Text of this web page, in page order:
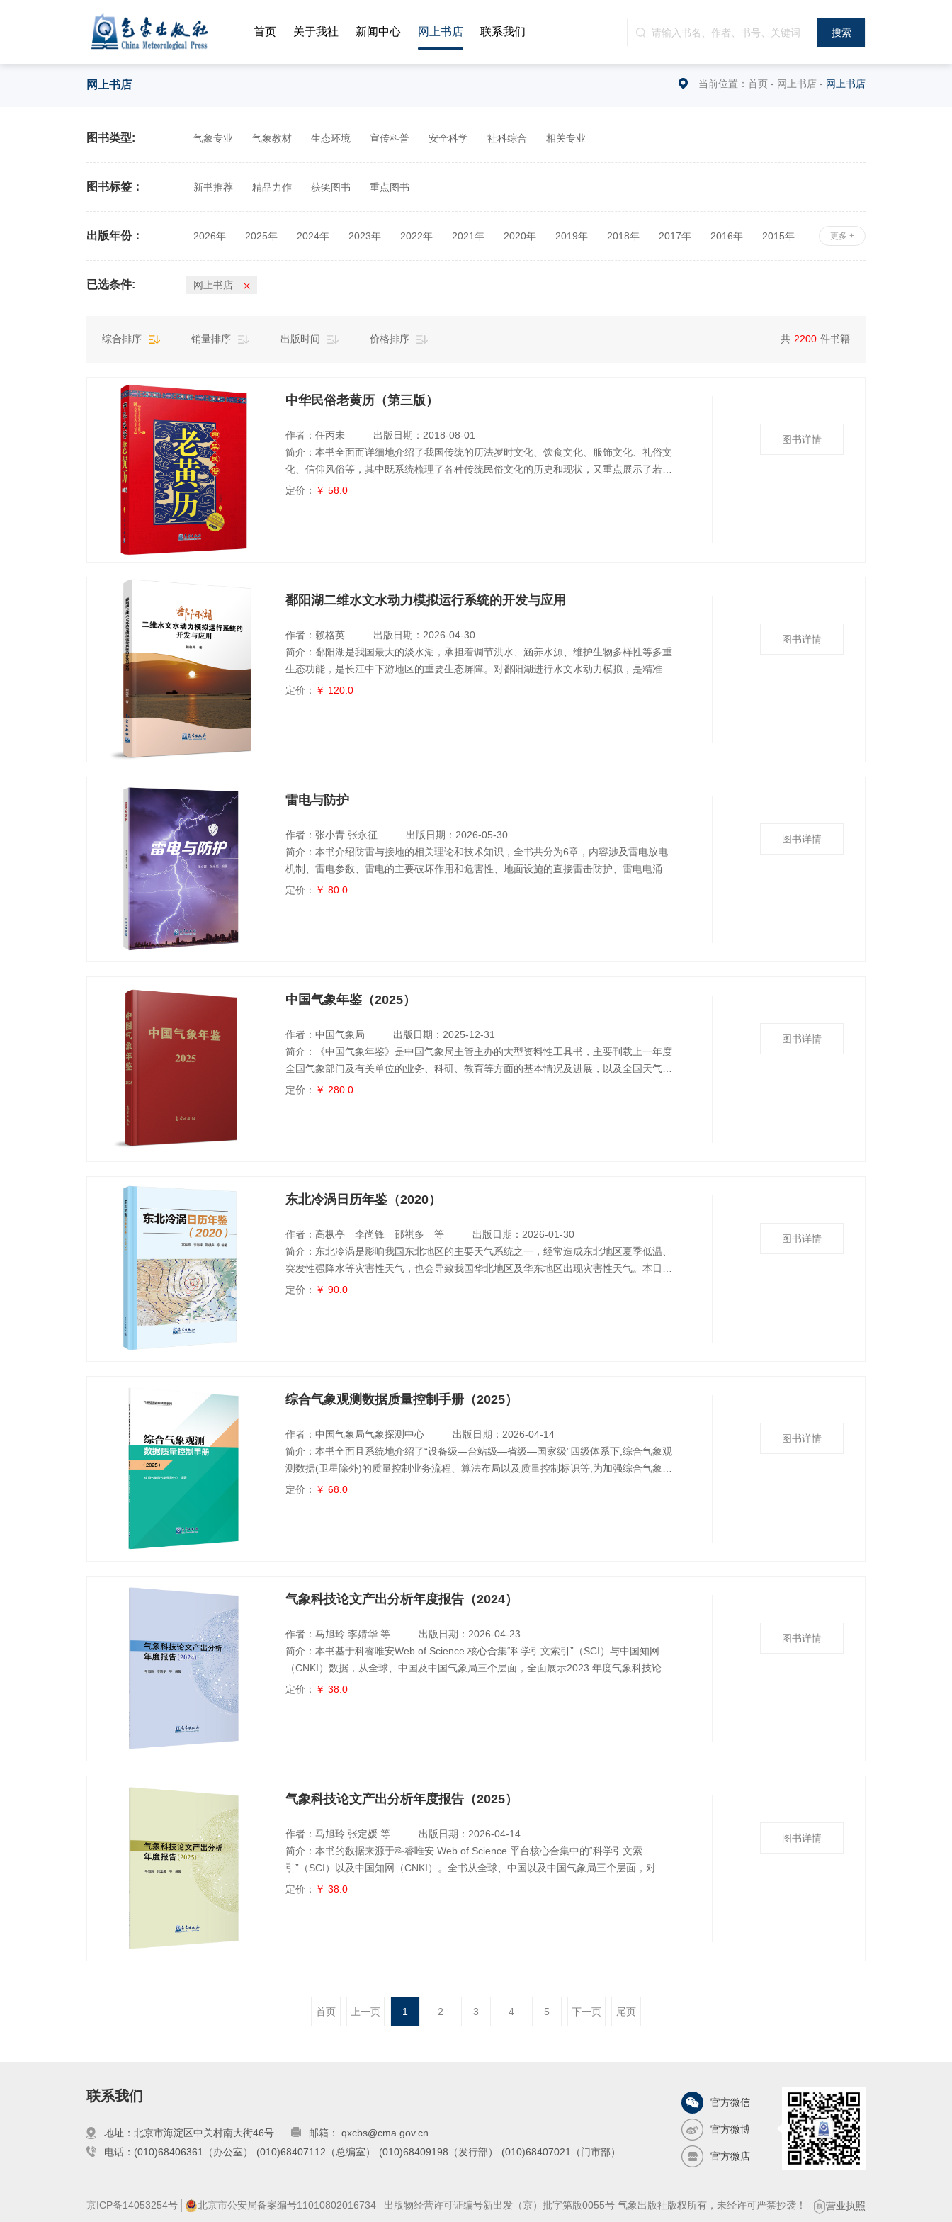
首页 关于我社 新闻中心 网上书店 联系我们
网上书店 当前位置： 首页 - 网上书店 - 网上书店
图书类型: 气象专业 气象教材 生态环境 宣传科普 安全科学 社科综合 相关专业
图书标签： 新书推荐 精品力作 获奖图书 重点图书
出版年份： 更多 +
2026年 2025年 2024年 2023年 2022年 2021年 2020年 2019年 2018年 2017年 2016年
2015年
已选条件: 网上书店
综合排序 销量排序 出版时间 价格排序 共 2200 件书籍
中华民俗老黄历（第三版）
作者：任丙未
出版日期：2018-08-01
简介：本书全面而详细地介绍了我国传统的历法岁时文化、饮食文化、服饰文化、礼俗文
化、信仰风俗等，其中既系统梳理了各种传统民俗文化的历史和现状，又重点展示了若干
具有代表性的民俗风情，还以小百科的形式补充介绍了各种与民俗文化相关的知识，并配
定价： ￥ 58.0
图书详情
鄱阳湖二维水文水动力模拟运行系统的开发与应用
作者：赖格英
出版日期：2026-04-30
简介：鄱阳湖是我国最大的淡水湖，承担着调节洪水、涵养水源、维护生物多样性等多重
生态功能，是长江中下游地区的重要生态屏障。对鄱阳湖进行水文水动力模拟，是精准理
解并保障其生态功能的科学基石，有重要的科学价值和实践意义。本书通过对鄱阳湖水文
定价： ￥ 120.0
图书详情
雷电与防护
作者：张小青 张永征
出版日期：2026-05-30
简介：本书介绍防雷与接地的相关理论和技术知识，全书共分为6章，内容涉及雷电放电
机制、雷电参数、雷电的主要破坏作用和危害性、地面设施的直接雷击防护、雷电电涌防
护、接地技术和雷电防护的典型应用。在内容的叙述上，本书立足于工程实用性，同时又
定价： ￥ 80.0
图书详情
中国气象年鉴（2025）
作者：中国气象局
出版日期：2025-12-31
简介：《中国气象年鉴》是中国气象局主管主办的大型资料性工具书，主要刊载上一年度
全国气象部门及有关单位的业务、科研、教育等方面的基本情况及进展，以及全国天气气
候综述与影响评价和气象服务社会经济效益等内容，每年1本。主要内容包括：特载、大
定价： ￥ 280.0
图书详情
东北冷涡日历年鉴（2020）
作者：高枞亭 李尚锋 邵祺多 等
出版日期：2026-01-30
简介：东北冷涡是影响我国东北地区的主要天气系统之一，经常造成东北地区夏季低温、
突发性强降水等灾害性天气，也会导致我国华北地区及华东地区出现灾害性天气。本日历
年鉴根据对2020年东北冷涡的系统分析，给出该年5—9月逐个东北冷涡过程的编号，得
定价： ￥ 90.0
图书详情
综合气象观测数据质量控制手册（2025）
作者：中国气象局气象探测中心
出版日期：2026-04-14
简介：本书全面且系统地介绍了“设备级—台站级—省级—国家级”四级体系下,综合气象观
测数据(卫星除外)的质量控制业务流程、算法布局以及质量控制标识等,为加强综合气象观
测数据质控业务提供了坚实依据。全书共分为2个章节并附1个附录,对各类气象观测设备
定价： ￥ 68.0
图书详情
气象科技论文产出分析年度报告（2024）
作者：马旭玲 李婧华 等
出版日期：2026-04-23
简介：本书基于科睿唯安Web of Science 核心合集“科学引文索引”（SCI）与中国知网
（CNKI）数据，从全球、中国及中国气象局三个层面，全面展示2023 年度气象科技论文
产出情况，客观揭示全球气象科技的研究进展、热点与竞争格局。同时，为落实中国气象
定价： ￥ 38.0
图书详情
气象科技论文产出分析年度报告（2025）
作者：马旭玲 张定媛 等
出版日期：2026-04-14
简介：本书的数据来源于科睿唯安 Web of Science 平台核心合集中的“科学引文索
引”（SCI）以及中国知网（CNKI）。全书从全球、中国以及中国气象局三个层面，对
2024 年度的气象科技论文开展统计分析，系统揭示了该年度气象领域在科研产出、研究
定价： ￥ 38.0
图书详情
首页 上一页 1 2 3 4 5 下一页 尾页
官方微信
官方微博
官方微店
联系我们
地址：北京市海淀区中关村南大街46号
邮箱： qxcbs@cma.gov.cn
电话：(010)68406361（办公室）
(010)68407112（总编室） (010)68409198（发行部） (010)68407021（门市部）
京ICP备14053254号 北京市公安局备案编号11010802016734 出版物经营许可证编号新出发（京）批字第版0055号 气象出版社版权所有，未经许可严禁抄袭！ 营业执照